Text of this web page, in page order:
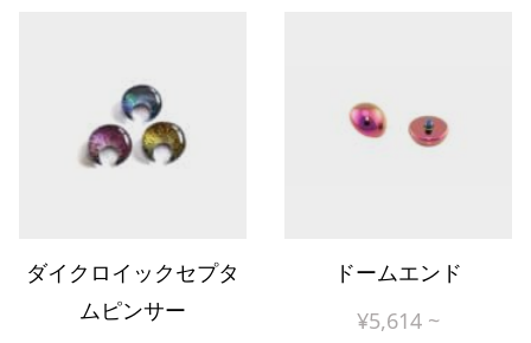
ダイクロイックセプタ
ムピンサー
ドームエンド
¥5,614 ~